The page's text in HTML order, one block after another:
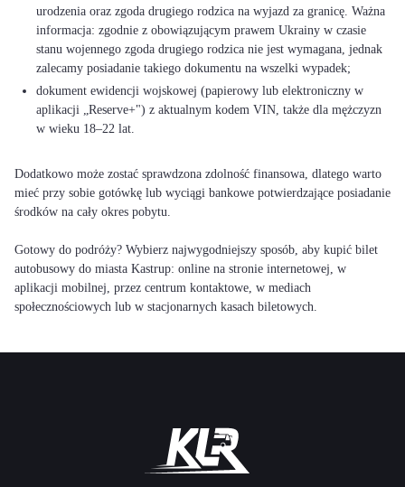
urodzenia oraz zgoda drugiego rodzica na wyjazd za granicę. Ważna
informacja: zgodnie z obowiązującym prawem Ukrainy w czasie
stanu wojennego zgoda drugiego rodzica nie jest wymagana, jednak
zalecamy posiadanie takiego dokumentu na wszelki wypadek;
dokument ewidencji wojskowej (papierowy lub elektroniczny w
aplikacji „Reserve+") z aktualnym kodem VIN, także dla mężczyzn
w wieku 18–22 lat.
Dodatkowo może zostać sprawdzona zdolność finansowa, dlatego warto
mieć przy sobie gotówkę lub wyciągi bankowe potwierdzające posiadanie
środków na cały okres pobytu.
Gotowy do podróży? Wybierz najwygodniejszy sposób, aby kupić bilet
autobusowy do miasta Kastrup: online na stronie internetowej, w
aplikacji mobilnej, przez centrum kontaktowe, w mediach
społecznościowych lub w stacjonarnych kasach biletowych.